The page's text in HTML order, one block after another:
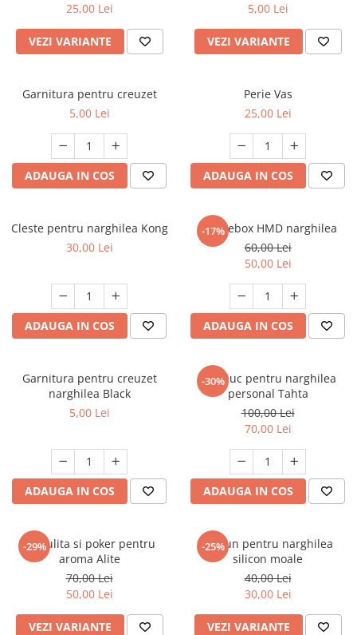
25,00 Lei
VEZI VARIANTE
5,00 Lei
VEZI VARIANTE
Garnitura pentru creuzet
5,00 Lei
ADAUGA IN COS
Perie Vas
25,00 Lei
ADAUGA IN COS
Cleste pentru narghilea Kong
30,00 Lei
ADAUGA IN COS
-17%
Smokebox HMD narghilea
60,00 Lei
50,00 Lei
ADAUGA IN COS
Garnitura pentru creuzet
narghilea Black
5,00 Lei
ADAUGA IN COS
-30%
Mustiuc pentru narghilea
personal Tahta
100,00 Lei
70,00 Lei
ADAUGA IN COS
-29%
Furculita si poker pentru
aroma Alite
70,00 Lei
50,00 Lei
VEZI VARIANTE
-25%
Furtun pentru narghilea
silicon moale
40,00 Lei
30,00 Lei
VEZI VARIANTE